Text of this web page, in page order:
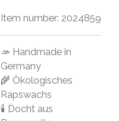
Item number: 2024859
🫴 Handmade in
Germany
🌾 Ökologisches
Rapswachs
🕯 Docht aus